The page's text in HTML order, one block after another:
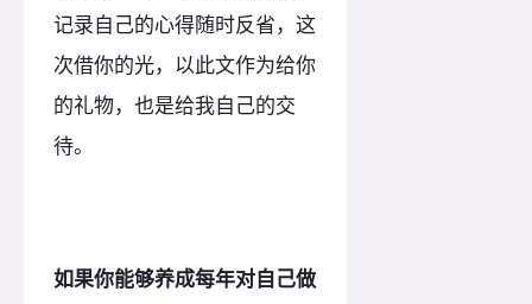
记录自己的心得随时反省，这
次借你的光，以此文作为给你
的礼物，也是给我自己的交
待。
如果你能够养成每年对自己做